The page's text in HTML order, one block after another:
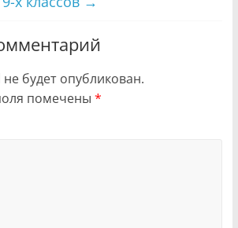
будет опубликован.
помечены *